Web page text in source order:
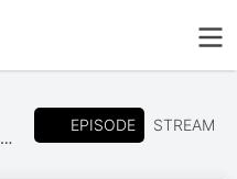
EPISODE STREAM